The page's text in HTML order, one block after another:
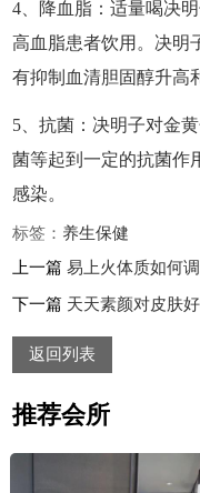
4、降血脂：适量喝决
高血脂患者饮用。决明
有抑制血清胆固醇升高
5、抗菌：决明子对金
菌等起到一定的抗菌作
感染。
标签： 养生保健
上一篇易上火体质如何
下一篇 天天素颜对皮肤
返回列表
推荐会所